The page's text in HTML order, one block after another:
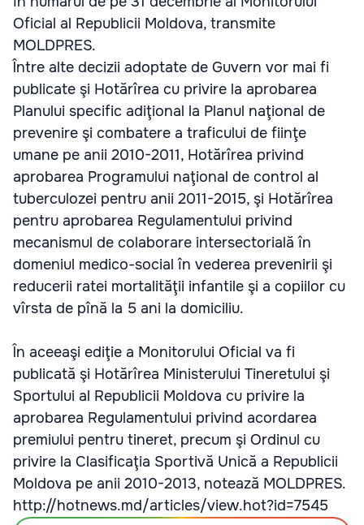
Oficial al Republicii Moldova, transmite
MOLDPRES.
Între alte decizii adoptate de Guvern vor mai fi
publicate şi Hotărîrea cu privire la aprobarea
Planului specific adiţional la Planul naţional de
prevenire şi combatere a traficului de fiinţe
umane pe anii 2010-2011, Hotărîrea privind
aprobarea Programului naţional de control al
tuberculozei pentru anii 2011-2015, şi Hotărîrea
pentru aprobarea Regulamentului privind
mecanismul de colaborare intersectorială în
domeniul medico-social în vederea prevenirii şi
reducerii ratei mortalităţii infantile şi a copiilor cu
vîrsta de pînă la 5 ani la domiciliu.
În aceeaşi ediţie a Monitorului Oficial va fi
publicată şi Hotărîrea Ministerului Tineretului şi
Sportului al Republicii Moldova cu privire la
aprobarea Regulamentului privind acordarea
premiului pentru tineret, precum şi Ordinul cu
privire la Clasificaţia Sportivă Unică a Republicii
Moldova pe anii 2010-2013, notează MOLDPRES.
http://hotnews.md/articles/view.hot?id=7545